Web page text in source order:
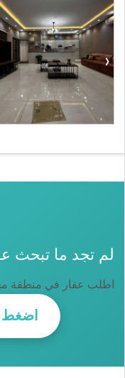
›
لم تجد ما تبحث
اطلب عقار في منطقة
اضغط